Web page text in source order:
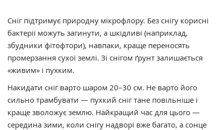
Сніг підтримує природну мікрофлору. Без снігу корисні
бактерії можуть загинути, а шкідливі (наприклад,
збудники фітофтори), навпаки, краще переносять
промерзання сухої землі. Зі снігом ґрунт залишається
«живим» і пухким.
Накидати сніг варто шаром 20–30 см. Не варто його
сильно трамбувати — пухкий сніг тане повільніше і
краще зволожує землю. Найкращий час для цього —
середина зими, коли снігу надворі вже багато, а сонце